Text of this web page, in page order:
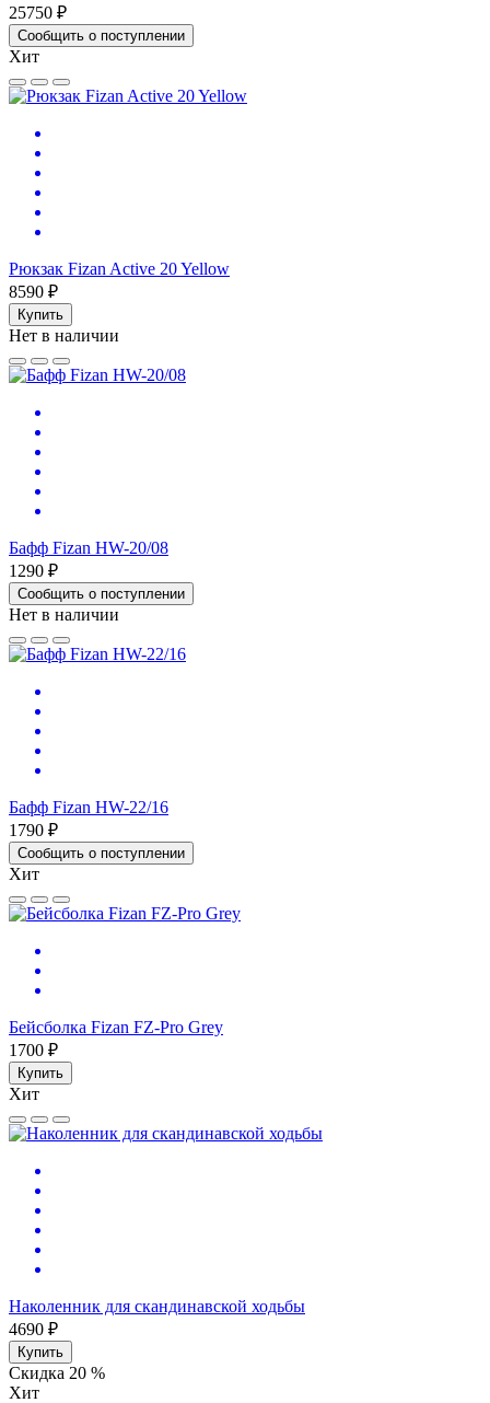
25750 ₽
Сообщить о поступлении
Хит
Рюкзак Fizan Active 20 Yellow
8590 ₽
Купить
Нет в наличии
Бафф Fizan HW-20/08
1290 ₽
Сообщить о поступлении
Нет в наличии
Бафф Fizan HW-22/16
1790 ₽
Сообщить о поступлении
Хит
Бейсболка Fizan FZ-Pro Grey
1700 ₽
Купить
Хит
Наколенник для скандинавской ходьбы
4690 ₽
Купить
Скидка 20 %
Хит